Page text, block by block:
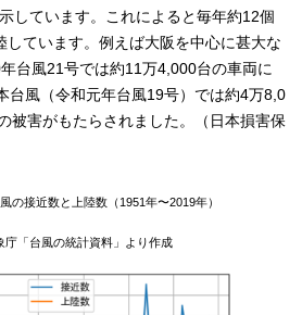
しています。これによると毎年約12個
しています。例えば大阪を中心に甚大な
台風21号では約11万4,000台の車両に
台風（令和元年台風19号）では約4万8,0
被害がもたらされました。（日本損害保
の接近数と上陸数（1951年〜2019年）
庁「台風の統計資料」より作成